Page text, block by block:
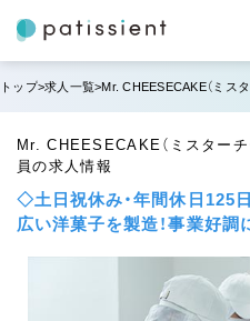
トップ 求人一覧 Mr. CHEESECAKE（ミス
Mr. CHEESECAKE（ミスター
員の求人情報
◇土日祝休み・年間休日125
広い洋菓子を製造！事業好